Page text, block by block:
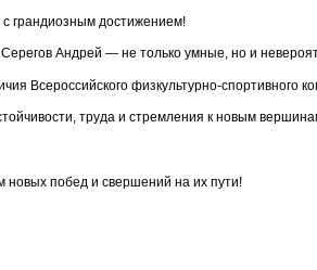
грандиозным достижением!
Андрей — не только умные, но и
Всероссийского физкультурно-спортивного
труда и стремления к новым
побед и свершений на их пути!